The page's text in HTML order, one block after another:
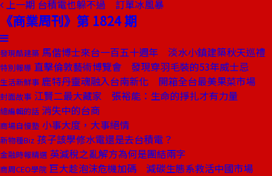
上一期 台積電也躲不過 訂單冰風暴
《商業周刊》第 1824 期
發現酷建築 馬偕博士來台一百五十週年 淡水小鎮建築秋天巡禮
特別報導 直擊倫敦藝術博覽會 發現穿羽毛裝的53年威士忌
生活新鮮事 鹿特丹靈魂融入台南新化 開箱全台最美果菜市場
封面故事 江賢二最大藏家 張裕能：生命的掙扎才有力量
總編輯的話 消失中的台商
商場自慢塾 小事大度，大事絕情
新物種Biz 孩子該學修水電還是去台積電？
金融時報精選 英減稅之亂解方為何是團結兩字
商周CEO學院 巨大趁泡沫危機加碼 減碳生態系救活中國市場